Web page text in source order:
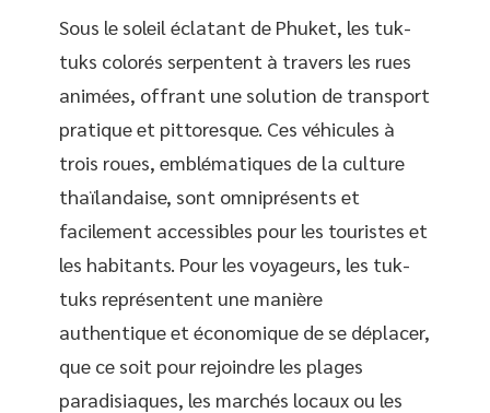
Sous le soleil éclatant de Phuket, les tuk-
tuks colorés serpentent à travers les rues
animées, offrant une solution de transport
pratique et pittoresque. Ces véhicules à
trois roues, emblématiques de la culture
thaïlandaise, sont omniprésents et
facilement accessibles pour les touristes et
les habitants. Pour les voyageurs, les tuk-
tuks représentent une manière
authentique et économique de se déplacer,
que ce soit pour rejoindre les plages
paradisiaques, les marchés locaux ou les